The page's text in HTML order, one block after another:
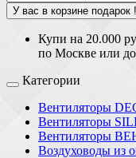
У вас в корзине подарок !
Купи на 20.000
по Москве или
Категории
Вентиляторы
Вентиляторы
Вентиляторы
Воздуховоды из